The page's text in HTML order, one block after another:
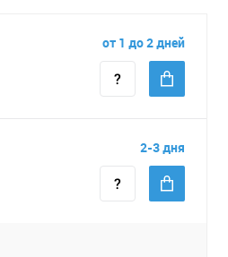
от 1 до 2 дней
2-3 дня